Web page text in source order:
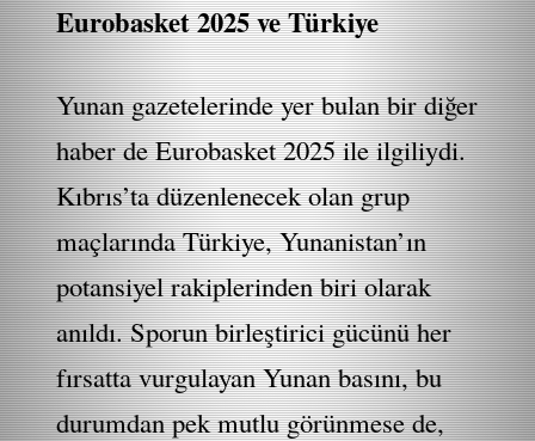
Eurobasket 2025 ve Türkiye
Yunan gazetelerinde yer bulan bir diğer
haber de Eurobasket 2025 ile ilgiliydi.
Kıbrıs’ta düzenlenecek olan grup
maçlarında Türkiye, Yunanistan’ın
potansiyel rakiplerinden biri olarak
anıldı. Sporun birleştirici gücünü her
fırsatta vurgulayan Yunan basını, bu
durumdan pek mutlu görünmese de,